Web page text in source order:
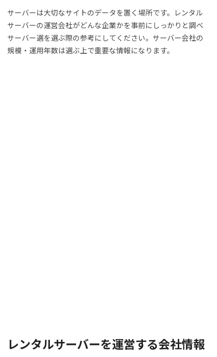
サーバーは大切なサイトのデータを置く場所です。レンタル
サーバーの運営会社がどんな企業かを事前にしっかりと調べ
サーバー選を選ぶ際の参考にしてください。サーバー会社の
規模・運用年数は選ぶ上で重要な情報になります。
レンタルサーバーを運営する会社情報